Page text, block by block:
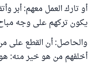
أو تارك العمل معهم: أبر
يكون تركهم على وجه
والحاصل: أن القطع على من
أخلفهم من هو خير منه: هو